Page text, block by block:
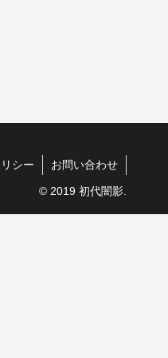
シー お問い合わせ
© 2019 初代闇影.